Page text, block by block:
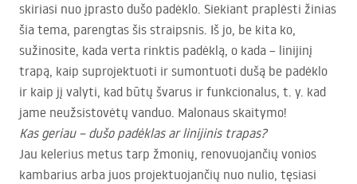
skiriasi nuo įprasto dušo padėklo. Siekiant praplėsti žinias
šia tema, parengtas šis straipsnis. Iš jo, be kita ko,
sužinosite, kada verta rinktis padėklą, o kada – linijinį
trapą, kaip suprojektuoti ir sumontuoti dušą be padėklo
ir kaip jį valyti, kad būtų švarus ir funkcionalus, t. y. kad
jame neužsistovėtų vanduo. Malonaus skaitymo!
Kas geriau – dušo padėklas ar linijinis trapas?
Jau kelerius metus tarp žmonių, renovuojančių vonios
kambarius arba juos projektuojančių nuo nulio, tęsiasi